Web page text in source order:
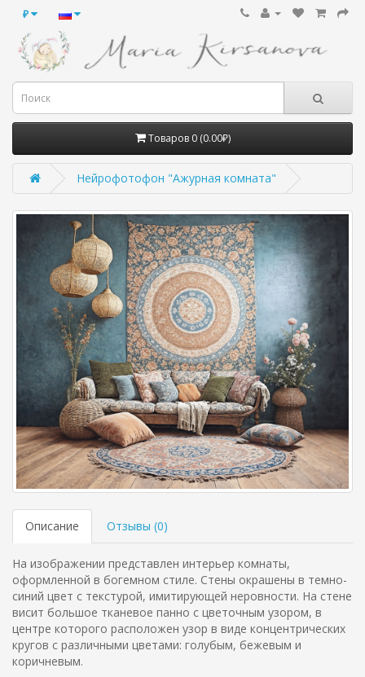
₽
Товаров 0 (0.00₽)
Нейрофотофон "Ажурная комната"
Описание Отзывы (0)
На изображении представлен интерьер комнаты,
оформленной в богемном стиле. Стены окрашены в темно-
синий цвет с текстурой, имитирующей неровности. На стене
висит большое тканевое панно с цветочным узором, в
центре которого расположен узор в виде концентрических
кругов с различными цветами: голубым, бежевым и
коричневым.